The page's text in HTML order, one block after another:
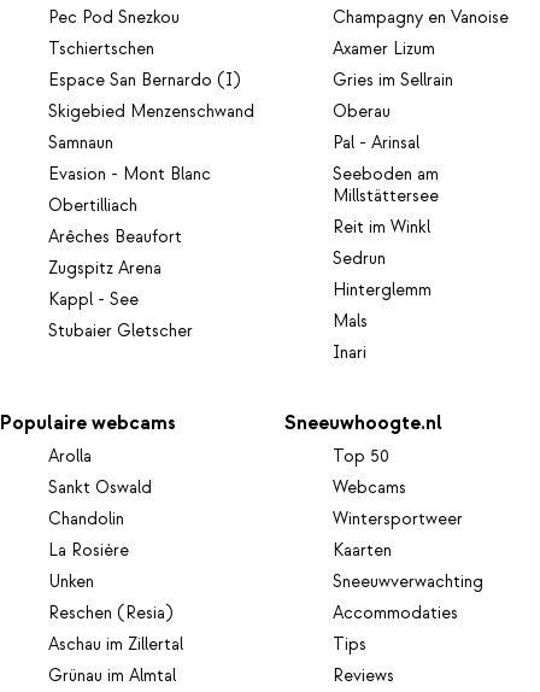
Pec Pod Snezkou
Tschiertschen
Espace San Bernardo (I)
Skigebied Menzenschwand
Samnaun
Evasion - Mont Blanc
Obertilliach
Arêches Beaufort
Zugspitz Arena
Kappl - See
Stubaier Gletscher
Champagny en Vanoise
Axamer Lizum
Gries im Sellrain
Oberau
Pal - Arinsal
Seeboden am
Millstättersee
Reit im Winkl
Sedrun
Hinterglemm
Mals
Inari
Populaire webcams
Arolla
Sankt Oswald
Chandolin
La Rosière
Unken
Reschen (Resia)
Aschau im Zillertal
Grünau im Almtal
Sneeuwhoogte.nl
Top 50
Webcams
Wintersportweer
Kaarten
Sneeuwverwachting
Accommodaties
Tips
Reviews